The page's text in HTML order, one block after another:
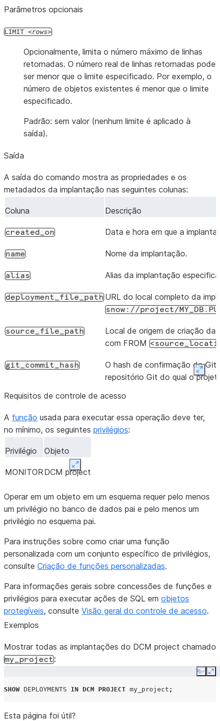
Parâmetros opcionais
LIMIT rows
Opcionalmente, limita o número máximo de linhas
retornadas. O número real de linhas retornadas pode
ser menor que o limite especificado. Por exemplo, o
número de objetos existentes é menor que o limite
especificado.
Padrão: sem valor (nenhum limite é aplicado à
saída).
Saída
A saída do comando mostra as propriedades e os
metadados da implantação nas seguintes colunas:
Coluna Descrição
created_on Data e hora em que a
name Nome da implantação.
alias Alias da implantação
deployment_file_path URL do local completo da
snow://project/
source_file_path
Local de origem de criação
com FROM
git_commit_hash
O hash de confirmação do Git
repositório Git do qual o
Requisitos de controle de acesso
A função usada para executar essa operação deve ter,
no mínimo, os seguintes privilégios:
Privilégio Objeto
MONITORDCM project
Expand
Operar em um objeto em um esquema requer pelo menos
um privilégio no banco de dados pai e pelo menos um
privilégio no esquema pai.
Para instruções sobre como criar uma função
personalizada com um conjunto específico de privilégios,
consulte Criação de funções personalizadas.
Para informações gerais sobre concessões de funções e
privilégios para executar ações de SQL em objetos
protegíveis, consulte Visão geral do controle de acesso.
Exemplos
Mostrar todas as implantações do DCM project chamado
my_project:
Copy
SHOW DEPLOYMENTS IN DCM PROJECT my_project ;
Esta página foi útil?